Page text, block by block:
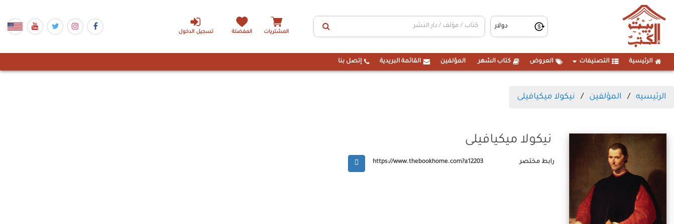
تسجيل الدخول المشتريات المفضلة
الرئيسية التصنيفات العروض كتاب الشهر المؤلفين القائمة البريدية إتصل بنا
الرئيسيه المؤلفين نيكولا ميكيافيلى
نيكولا ميكيافيلى
رابط مختصر https://www.thebookhome.com?a12203